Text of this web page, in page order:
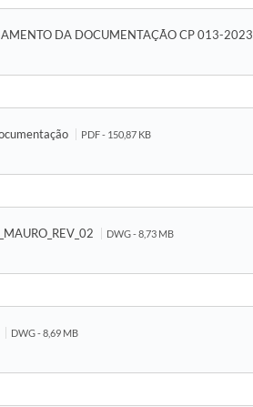
DA DOCUMENTAÇÃO CP 013-2023
PDF - 150,87 KB
DWG - 8,73 MB
DWG - 8,69 MB